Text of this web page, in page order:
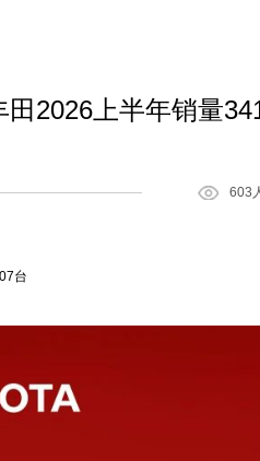
田2026上半年销量
603
台